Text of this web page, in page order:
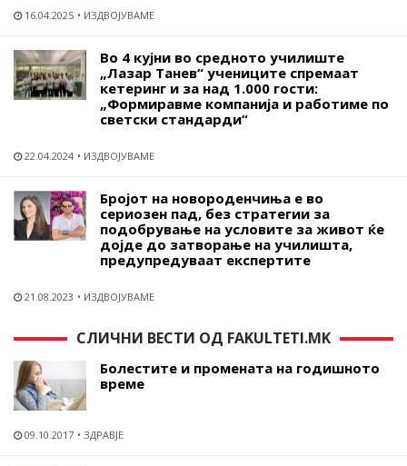
16.04.2025 ИЗДВОЈУВАМЕ
Во 4 кујни во средното училиште
„Лазар Танев“ учениците спремаат
кетеринг и за над 1.000 гости:
„Формиравме компанија и работиме по
светски стандарди“
22.04.2024 ИЗДВОЈУВАМЕ
Бројот на новороденчиња е во
сериозен пад, без стратегии за
подобрување на условите за живот ќе
дојде до затворање на училишта,
предупредуваат експертите
21.08.2023 ИЗДВОЈУВАМЕ
СЛИЧНИ ВЕСТИ ОД FAKULTETI.MK
Болестите и промената на годишното
време
09.10.2017 ЗДРАВЈЕ